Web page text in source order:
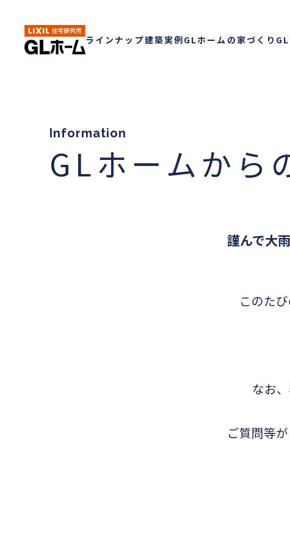
ラインナップ建築実例GLホームの家づくり
Information
GLホームから
謹んで大
このた
なお
ご質問等